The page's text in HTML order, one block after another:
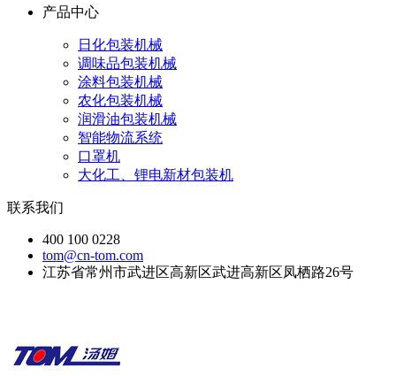
产品中心
日化包装机械
调味品包装机械
涂料包装机械
农化包装机械
润滑油包装机械
智能物流系统
口罩机
大化工、锂电新材包装机
联系我们
400 100 0228
tom@cn-tom.com
江苏省常州市武进区高新区武进高新区凤栖路26号